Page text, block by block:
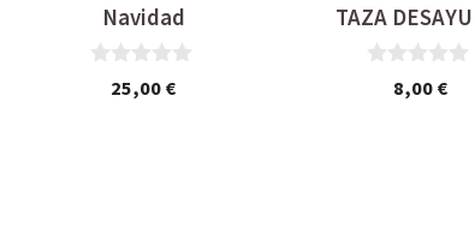
Navidad
25,00 €
TAZA
8,00 €